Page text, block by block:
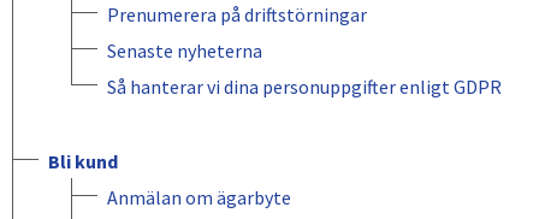
Prenumerera på driftstörningar
Senaste nyheterna
Så hanterar vi dina personuppgifter enligt GDPR
Bli kund
Anmälan om ägarbyte